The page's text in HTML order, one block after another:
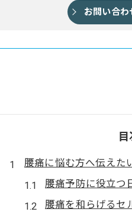
お問い合わ
目
腰痛に悩む方へ伝えた
腰痛予防に役立つ
腰痛を和らげるセ